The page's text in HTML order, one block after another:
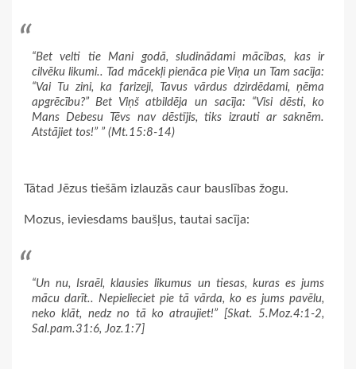
“Bet velti tie Mani godā, sludinādami mācības, kas ir
cilvēku likumi.. Tad mācekļi pienāca pie Viņa un Tam sacīja:
“Vai Tu zini, ka farizeji, Tavus vārdus dzirdēdami, ņēma
apgrēcību?” Bet Viņš atbildēja un sacīja: “Visi dēsti, ko
Mans Debesu Tēvs nav dēstījis, tiks izrauti ar saknēm.
Atstājiet tos!” ” (Mt.15:8-14)
Tātad Jēzus tiešām izlauzās caur bauslības žogu.
Mozus, ieviesdams baušļus, tautai sacīja:
“Un nu, Israēl, klausies likumus un tiesas, kuras es jums
mācu darīt.. Nepielieciet pie tā vārda, ko es jums pavēlu,
neko klāt, nedz no tā ko atraujiet!” [Skat. 5.Moz.4:1-2,
Sal.pam.31:6, Joz.1:7]